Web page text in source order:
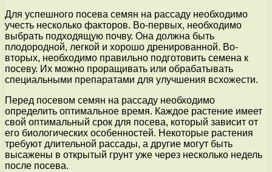
Для успешного посева семян на рассаду необходимо
учесть несколько факторов. Во-первых, необходимо
выбрать подходящую почву. Она должна быть
плодородной, легкой и хорошо дренированной. Во-
вторых, необходимо правильно подготовить семена к
посеву. Их можно проращивать или обрабатывать
специальными препаратами для улучшения всхожести.
Перед посевом семян на рассаду необходимо
определить оптимальное время. Каждое растение имеет
свой оптимальный срок для посева, который зависит от
его биологических особенностей. Некоторые растения
требуют длительной рассады, а другие могут быть
высажены в открытый грунт уже через несколько недель
после посева.